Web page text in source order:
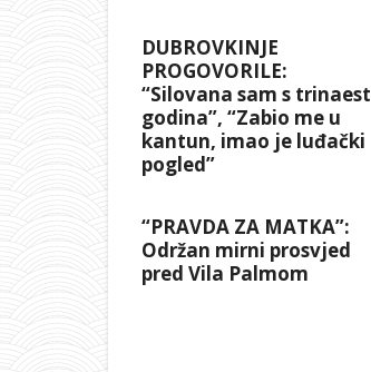
DUBROVKINJE
PROGOVORILE:
“Silovana sam s trinaest
godina”, “Zabio me u
kantun, imao je luđački
pogled”
“PRAVDA ZA MATKA”:
Održan mirni prosvjed
pred Vila Palmom